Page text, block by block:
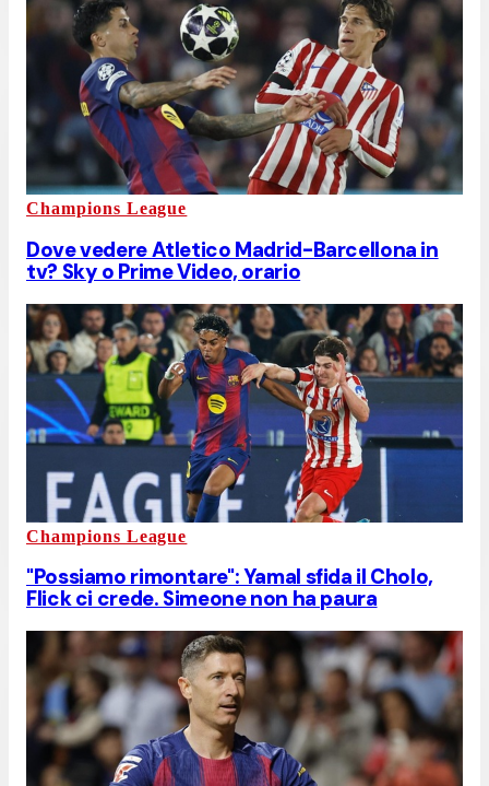
Champions League
Dove vedere Atletico Madrid-Barcellona in
tv? Sky o Prime Video, orario
Champions League
"Possiamo rimontare": Yamal sfida il Cholo,
Flick ci crede. Simeone non ha paura